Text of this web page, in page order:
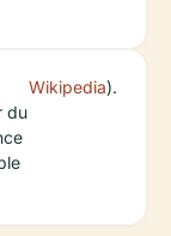
du
Wikipedia).